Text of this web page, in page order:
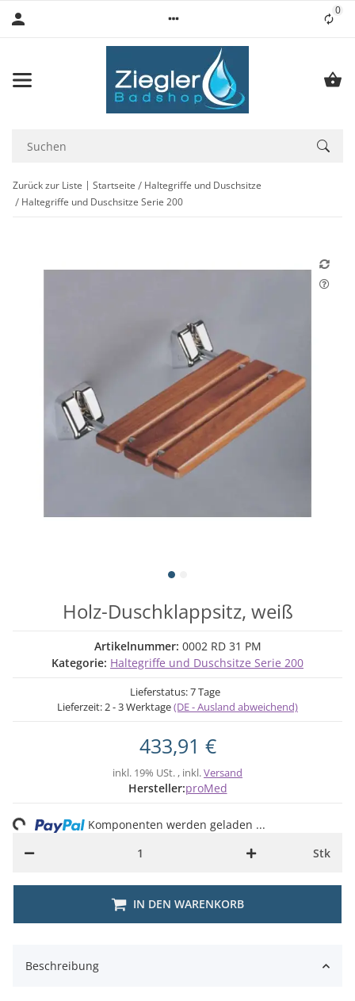
0
Zurück zur Liste Startseite
Haltegriffe und Duschsitze
Haltegriffe und Duschsitze Serie 200
Holz-Duschklappsitz, weiß
Artikelnummer: 0002 RD 31 PM
Kategorie: Haltegriffe und Duschsitze Serie 200
Lieferstatus: 7 Tage
Lieferzeit:2 - 3 Werktage(DE - Ausland abweichend)
433,91 €
inkl. 19% USt. , inkl.Versand
Hersteller:proMed
Stk
IN DEN WARENKORB
Komponenten werden geladen ...
Beschreibung